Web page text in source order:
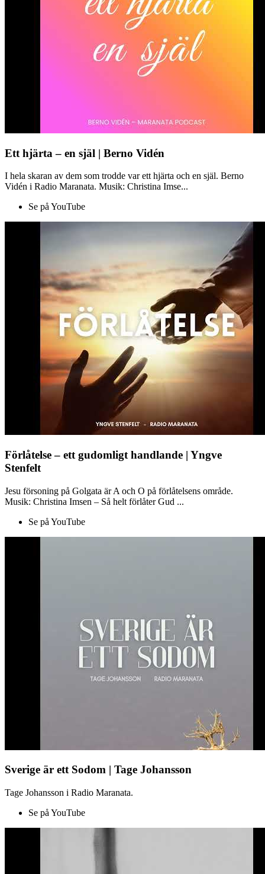
Ett hjärta – en själ | Berno Vidén
I hela skaran av dem som trodde var ett hjärta och en själ. Berno
Vidén i Radio Maranata. Musik: Christina Imse...
Se på YouTube
Förlåtelse – ett gudomligt handlande | Yngve
Stenfelt
Jesu försoning på Golgata är A och O på förlåtelsens område.
Musik: Christina Imsen – Så helt förlåter Gud ...
Se på YouTube
Sverige är ett Sodom | Tage Johansson
Tage Johansson i Radio Maranata.
Se på YouTube